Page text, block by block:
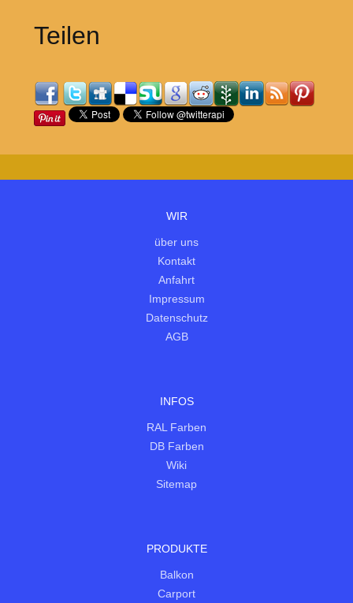
Teilen
WIR
über uns
Kontakt
Anfahrt
Impressum
Datenschutz
AGB
INFOS
RAL Farben
DB Farben
Wiki
Sitemap
PRODUKTE
Balkon
Carport